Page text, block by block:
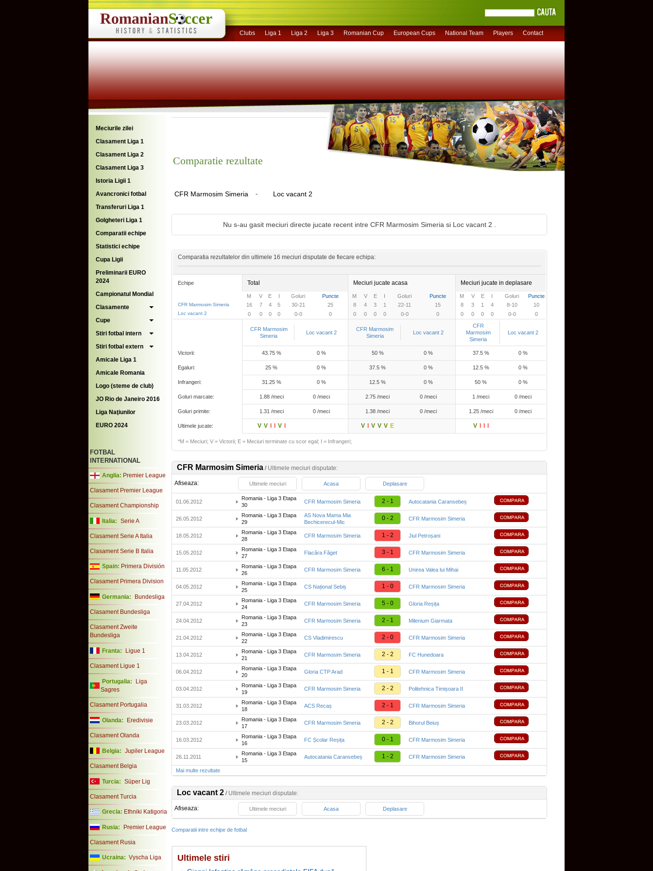
Clubs Liga 1 Liga 2 Liga 3 Romanian Cup European Cups National Team Players Contact
Meciurile zilei
Clasament Liga 1
Clasament Liga 2
Clasament Liga 3
Istoria Ligii 1
Avancronici fotbal
Transferuri Liga 1
Golgheteri Liga 1
Comparatii echipe
Statistici echipe
Cupa Ligii
Preliminarii EURO
2024
Campionatul Mondial
Clasamente
Cupe
Stiri fotbal intern
Stiri fotbal extern
Amicale Liga 1
Amicale Romania
Logo (steme de club)
JO Rio de Janeiro 2016
Liga Naţiunilor
EURO 2024
FOTBAL
INTERNATIONAL
Anglia: Premier League
Clasament Premier League
Clasament Championship
Italia: Serie A
Clasament Serie A Italia
Clasament Serie B Italia
Spain: Primera División
Clasament Primera Division
Germania: Bundesliga
Clasament Bundesliga
Clasament Zweite
Bundesliga
Franta: Ligue 1
Clasament Ligue 1
Portugalia:
Liga
Sagres
Clasament Portugalia
Olanda: Eredivisie
Clasament Olanda
Belgia: Jupiler League
Clasament Belgia
Turcia: Süper Lig
Clasament Turcia
Grecia: Ethniki Katigoria
Rusia: Premier League
Clasament Rusia
Ucraina: Vyscha Liga
Comparatie rezultate
CFR Marmosim Simeria - Loc vacant 2
Nu s-au gasit meciuri directe jucate recent intre CFR Marmosim Simeria si Loc vacant 2 .
Comparatia rezultatelor din ultimele 16 meciuri disputate de fiecare echipa:
Echipe Total Meciuri jucate acasa Meciuri jucate in deplasare
M V E I Goluri Puncte M V E I Goluri Puncte M V E I Goluri Puncte
CFR Marmosim Simeria 16 7 4 5 30-21 25 8 4 3 1 22-11 15 8 3 1 4 8-10 10
Loc vacant 2 0 0 0 0 0-0 0 0 0 0 0 0-0 0 0 0 0 0 0-0 0
CFR Marmosim
Simeria
Loc vacant 2
CFR Marmosim
Simeria
Loc vacant 2
CFR
Marmosim
Simeria
Loc vacant 2
Victorii: 43.75 % 0 % 50 % 0 % 37.5 % 0 %
Egaluri: 25 % 0 % 37.5 % 0 % 12.5 % 0 %
Infrangeri: 31.25 % 0 % 12.5 % 0 % 50 % 0 %
Goluri marcate: 1.88 /meci 0 /meci 2.75 /meci 0 /meci 1 /meci 0 /meci
Goluri primite: 1.31 /meci 0 /meci 1.38 /meci 0 /meci 1.25 /meci 0 /meci
Ultimele jucate: V V V V V V V E V
*M = Meciuri; V = Victorii; E = Meciuri terminate cu scor egal; I = Infrangeri;
CFR Marmosim Simeria / Ultimele meciuri disputate:
Afiseaza: Ultimele meciuri Acasa Deplasare
01.06.2012
Romania - Liga 3 Etapa
30
CFR Marmosim Simeria 2 - 1 Autocatania Caransebeș
26.05.2012
Romania - Liga 3 Etapa
29
AS Nova Mama Mia
Bechicerecul-Mic
0 - 2 CFR Marmosim Simeria
18.05.2012
Romania - Liga 3 Etapa
28
CFR Marmosim Simeria 1 - 2 Jiul Petroșani
15.05.2012
Romania - Liga 3 Etapa
27
Flacăra Făget 3 - 1 CFR Marmosim Simeria
11.05.2012
Romania - Liga 3 Etapa
26
CFR Marmosim Simeria 6 - 1 Unirea Valea lui Mihai
04.05.2012
Romania - Liga 3 Etapa
25
CS Național Sebiș 1 - 0 CFR Marmosim Simeria
27.04.2012
Romania - Liga 3 Etapa
24
CFR Marmosim Simeria 5 - 0 Gloria Reșița
24.04.2012
Romania - Liga 3 Etapa
23
CFR Marmosim Simeria 2 - 1 Milenium Giarmata
21.04.2012
Romania - Liga 3 Etapa
22
CS Vladimirescu 2 - 0 CFR Marmosim Simeria
13.04.2012
Romania - Liga 3 Etapa
21
CFR Marmosim Simeria 2 - 2 FC Hunedoara
06.04.2012
Romania - Liga 3 Etapa
20
Gloria CTP Arad 1 - 1 CFR Marmosim Simeria
03.04.2012
Romania - Liga 3 Etapa
19
CFR Marmosim Simeria 2 - 2 Politehnica Timișoara II
31.03.2012
Romania - Liga 3 Etapa
18
ACS Recaș 2 - 1 CFR Marmosim Simeria
23.03.2012
Romania - Liga 3 Etapa
17
CFR Marmosim Simeria 2 - 2 Bihorul Beiuș
16.03.2012
Romania - Liga 3 Etapa
16
FC Școlar Reșița 0 - 1 CFR Marmosim Simeria
26.11.2011
Romania - Liga 3 Etapa
15
Autocatania Caransebeș 1 - 2 CFR Marmosim Simeria
Mai multe rezultate
Loc vacant 2 / Ultimele meciuri disputate:
Afiseaza: Ultimele meciuri Acasa Deplasare
Comparatii intre echipe de fotbal
Ultimele stiri